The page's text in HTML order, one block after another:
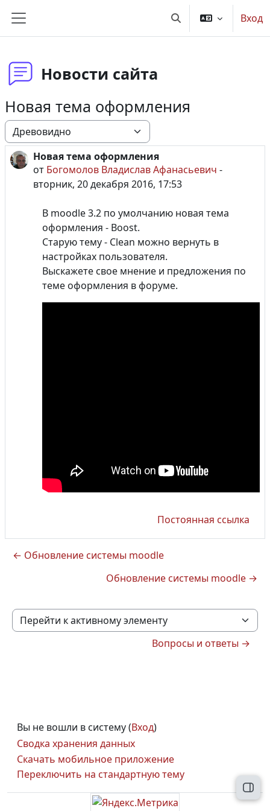
Боковая панель Изменить данные
Вход
Новости сайта
Новая тема оформления
Режим отображения
Новая тема оформления
от Богомолов Владислав Афанасьевич -
вторник, 20 декабря 2016, 17:53
Количество ответов: 0
В moodle 3.2 по умолчанию новая тема
оформления - Boost.
Старую тему - Clean можно вернуть в
настройках пользователя.
Выскажете свое мнение и предложения по
теме оформления в форуме.
Постоянная ссылка
← Обновление системы moodle
Обновление системы moodle →
Перейти к активному элементу
Вопросы и ответы →
Вы не вошли в систему (Вход)
Сводка хранения данных
Скачать мобильное приложение
Переключить на стандартную тему